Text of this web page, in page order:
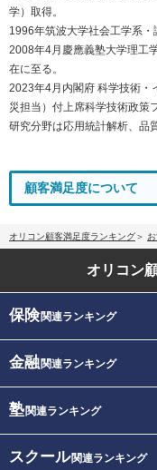
学）取得。
1996年筑波大学社会工学系・
2008年4月慶應義塾大学理工
在に至る。
2023年4月内閣府 科学技術・
災担当）付上席科学技術政策
研究分野は応用統計解析、品
顧客満足度について
オリコン顧客満足度ランキング
オリコン
保険関連ランキング
金融関連ランキング
塾関連ランキング
スクール関連ランキング